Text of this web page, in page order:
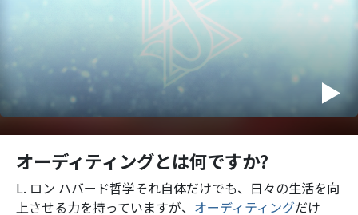
オーディティングとは何ですか?
L. ロン ハバード哲学それ自体だけでも、日々の生活を向
上させる力を持っていますが、 オーディティングだけ